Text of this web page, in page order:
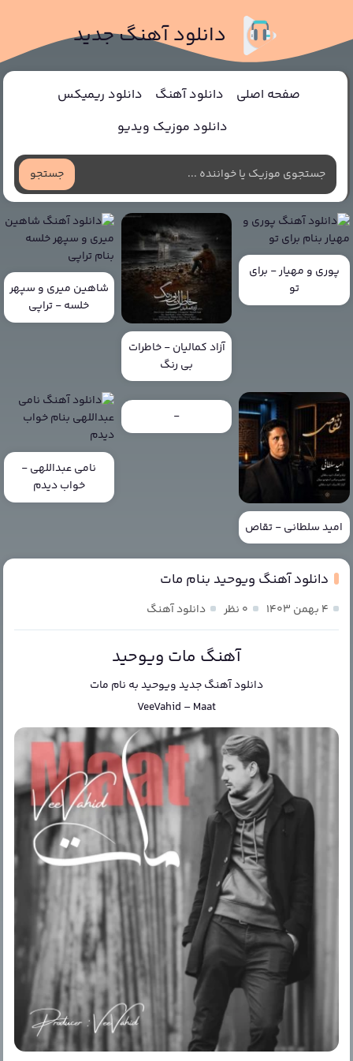
دانلود آهنگ جدید
صفحه اصلی دانلود آهنگ
دانلود ریمیکس
دانلود موزیک ویدیو
جستجو
پوری و مهیار - برای
تو
آزاد کمالیان - خاطرات
بی رنگ
شاهین میری و سپهر
خلسه - تراپی
امید سلطانی - تقاص
-
نامی عبداللهی -
خواب دیدم
دانلود آهنگ ویوحید بنام مات
۴ بهمن ۱۴۰۳ ۰ نظر دانلود آهنگ
آهنگ مات ویوحید
دانلود آهنگ جدیدویوحیدبه نام مات
VeeVahid –Maat